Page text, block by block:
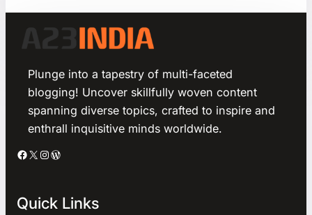
Plunge into a tapestry of multi-faceted
blogging! Uncover skillfully woven content
spanning diverse topics, crafted to inspire and
enthrall inquisitive minds worldwide.
Facebook X Instagram WordPress
Quick Links